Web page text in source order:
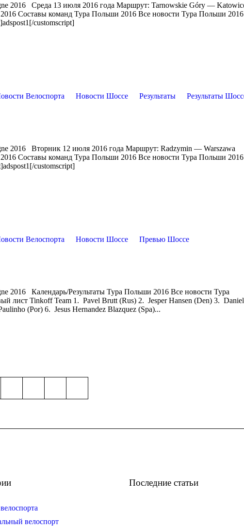
2016 Среда 13 июля 2016 года Маршрут: Tarnowskie Góry —
Составы команд Тура Польши 2016 Все новости Тура Польши 2016
customscript]
Велоспорта Новости Шоссе Результаты
Результаты
2016 Вторник 12 июля 2016 года Маршрут: Radzymin — Warszawa
Составы команд Тура Польши 2016 Все новости Тура Польши 2016
customscript]
Велоспорта Новости Шоссе
Превью Шоссе
Календарь/Результаты Тура Польши 2016 Все новости Тура
лист Tinkoff Team 1. Pavel Brutt (Rus) 2. Jesper Hansen (Den) 3.
(Por) 6. Jesus Hernandez Blazquez (Spa)...
велоспорт
Последние статьи